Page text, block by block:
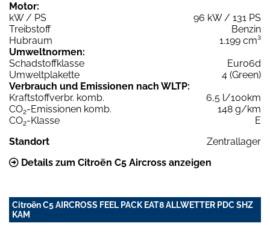
Motor:
kW / PS
96 kW / 131 PS
Treibstoff
Benzin
Hubraum
1.199 cm³
Umweltnormen:
Schadstoffklasse
Euro6d
Umweltplakette
4 (Green)
Verbrauch und Emissionen nach WLTP:
Kraftstoffverbr. komb.
6,5 l/100km
CO2-Emissionen komb.
148 g/km
CO2-Klasse
E
Standort
Zentrallager
Details zum Citroën C5 Aircross anzeigen
Citroën C5 AIRCROSS FEEL PACK EAT8 ALLWETTER PDC SHZ
KAM